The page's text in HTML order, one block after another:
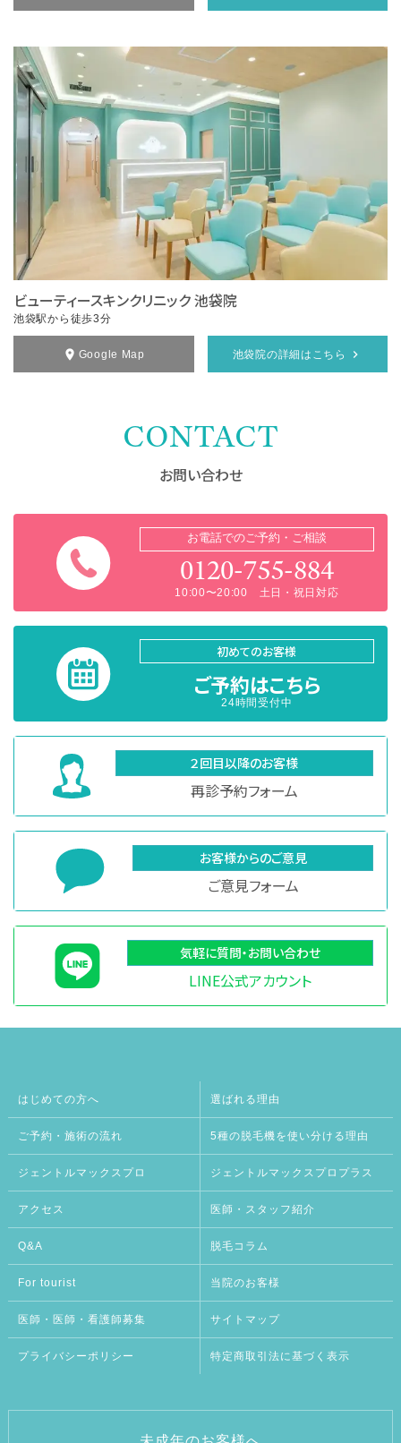
ビューティースキンクリニック 池袋院
池袋駅から徒歩3分
Google Map 池袋院の詳細はこちら
CONTACT
お問い合わせ
お電話でのご予約・ご相談
0120-755-884
10:00〜20:00 土日・祝日対応
初めてのお客様
ご予約はこちら
24時間受付中
２回目以降のお客様
再診予約フォーム
お客様からのご意見
ご意見フォーム
気軽に質問・お問い合わせ
LINE公式アカウント
はじめての方へ 選ばれる理由
ご予約・施術の流れ 5種の脱毛機を使い分ける理由
ジェントルマックスプロ ジェントルマックスプロプラス
アクセス 医師・スタッフ紹介
Q&A 脱毛コラム
For tourist 当院のお客様
医師・医師・看護師募集 サイトマップ
プライバシーポリシー 特定商取引法に基づく表示